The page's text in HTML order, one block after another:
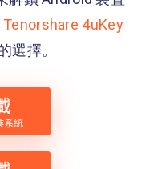
Tenorshare 4uKey
選擇。